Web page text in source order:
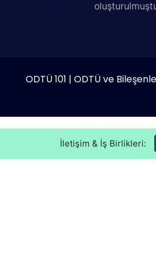
ODTÜ 101 | ODTÜ ve
İletişim & İş Birlikleri: